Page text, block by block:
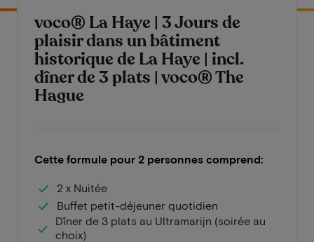
voco® La Haye | 3 Jours de
plaisir dans un bâtiment
historique de La Haye | incl.
dîner de 3 plats | voco® The
Hague
Cette formule pour 2 personnes comprend:
2 x Nuitée
Buffet petit-déjeuner quotidien
Dîner de 3 plats au Ultramarijn (soirée au
choix)